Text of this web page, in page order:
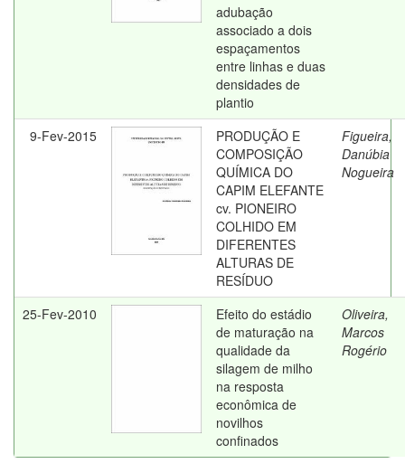
adubação
associado a dois
espaçamentos
entre linhas e duas
densidades de
plantio
9-Fev-2015
PRODUÇÃO E
COMPOSIÇÃO
QUÍMICA DO
CAPIM ELEFANTE
cv. PIONEIRO
COLHIDO EM
DIFERENTES
ALTURAS DE
RESÍDUO
Figueira,
Danúbia
Nogueira
25-Fev-2010
Efeito do estádio
de maturação na
qualidade da
silagem de milho
na resposta
econômica de
novilhos
confinados
Oliveira,
Marcos
Rogério